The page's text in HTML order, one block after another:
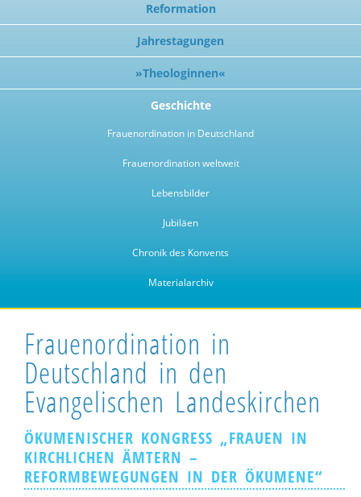
Reformation
Jahrestagungen
»Theologinnen«
Geschichte
Frauenordination in Deutschland
Frauenordination weltweit
Lebensbilder
Jubiläen
Chronik des Konvents
Materialarchiv
Frauenordination in
Deutschland in den
Evangelischen Landeskirchen
ÖKUMENISCHER KONGRESS „FRAUEN IN
KIRCHLICHEN ÄMTERN –
REFORMBEWEGUNGEN IN DER ÖKUMENE“